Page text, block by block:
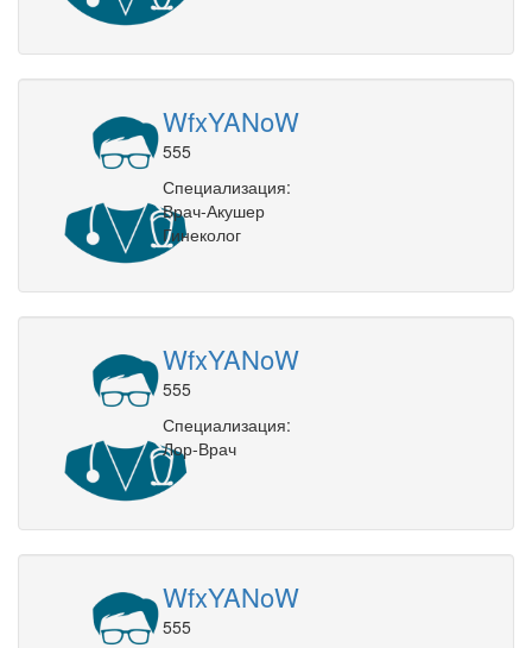
WfxYANoW
555
Специализация:
Врач-Акушер
Гинеколог
WfxYANoW
555
Специализация:
Лор-Врач
WfxYANoW
555